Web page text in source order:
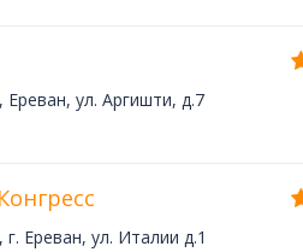
ул. Аргишти, д.7
Ереван, ул. Италии д.1